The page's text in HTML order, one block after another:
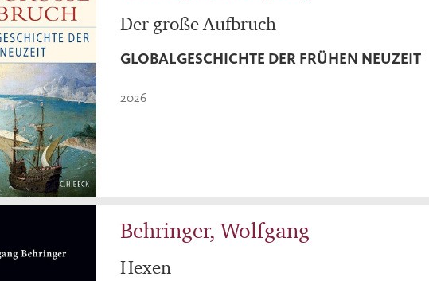
Der große Aufbruch
GLOBALGESCHICHTE DER FRÜHEN NEUZEIT
2026
Behringer, Wolfgang
Hexen